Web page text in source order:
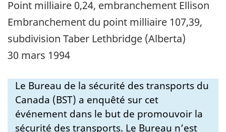
Point milliaire 0,24, embranchement Ellison
Embranchement du point milliaire 107,39,
subdivision Taber Lethbridge (Alberta)
30 mars 1994
Le Bureau de la sécurité des transports du
Canada (BST) a enquêté sur cet
événement dans le but de promouvoir la
sécurité des transports. Le Bureau n’est